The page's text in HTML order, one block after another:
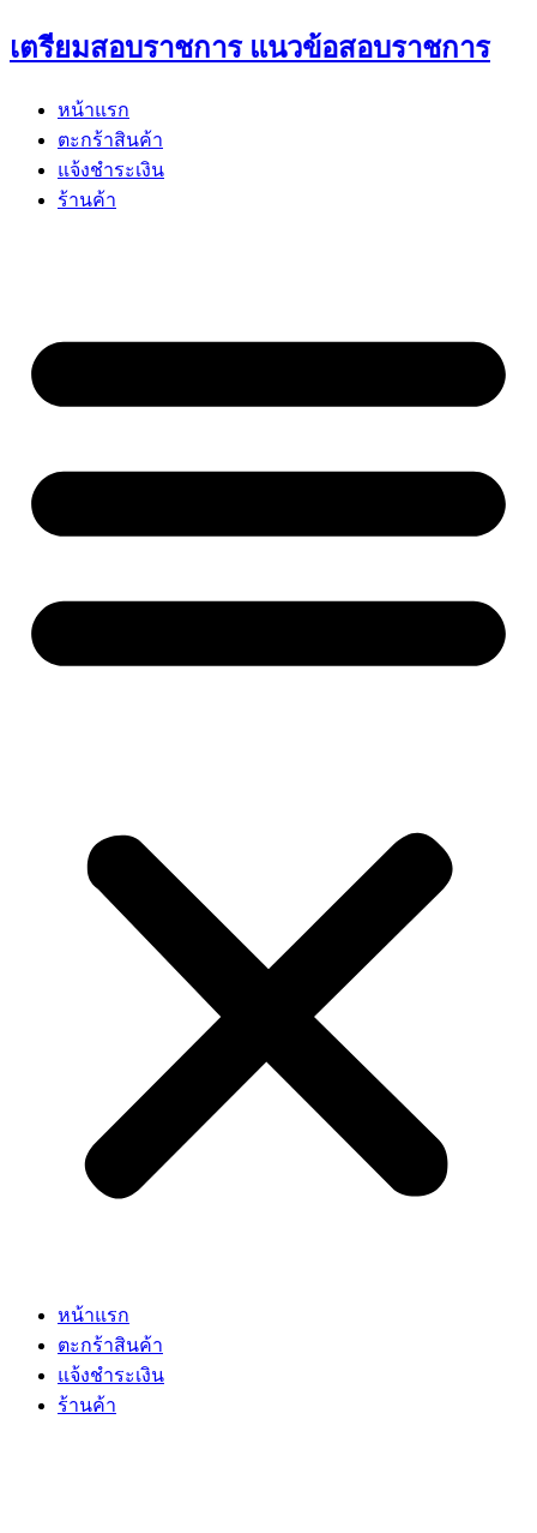
Skip
to
เตรียมสอบราชการ แนวข้อสอบราชการ
หน้าแรก
ตะกร้าสินค้า
แจ้งชำระเงิน
ร้านค้า
หน้าแรก
ตะกร้าสินค้า
แจ้งชำระเงิน
ร้านค้า